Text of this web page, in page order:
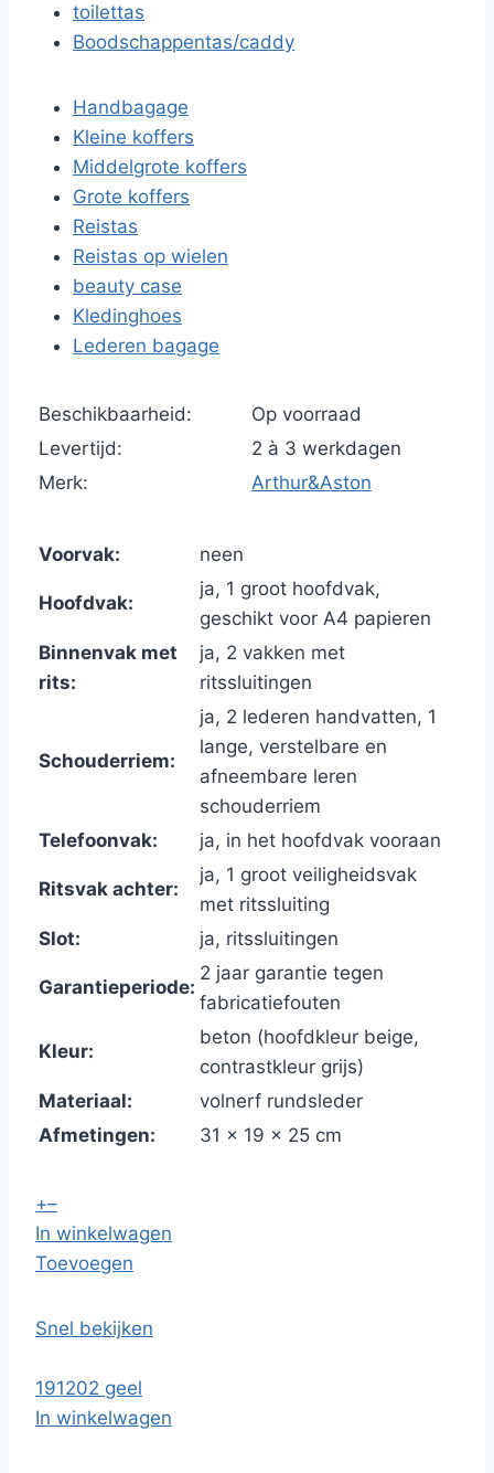
toilettas
Boodschappentas/caddy
Handbagage
Kleine koffers
Middelgrote koffers
Grote koffers
Reistas
Reistas op wielen
beauty case
Kledinghoes
Lederen bagage
Beschikbaarheid:
Op voorraad
Levertijd:
2 à 3 werkdagen
Merk:
Arthur&Aston
Voorvak: neen
Hoofdvak:
ja, 1 groot hoofdvak,
geschikt voor A4 papieren
Binnenvak met
rits:
ja, 2 vakken met
ritssluitingen
Schouderriem:
ja, 2 lederen handvatten, 1
lange, verstelbare en
afneembare leren
schouderriem
Telefoonvak:
ja, in het hoofdvak vooraan
Ritsvak achter:
ja, 1 groot veiligheidsvak
met ritssluiting
Slot:
ja, ritssluitingen
Garantieperiode:
2 jaar garantie tegen
fabricatiefouten
Kleur:
beton (hoofdkleur beige,
contrastkleur grijs)
Materiaal:
volnerf rundsleder
Afmetingen:
31 x 19 x 25 cm
+–
In winkelwagen
Toevoegen
Snel bekijken
191202 geel
In winkelwagen